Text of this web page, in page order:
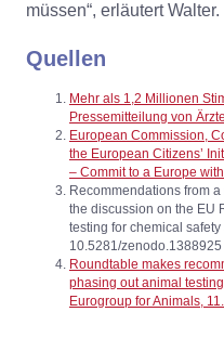
müssen“, erläutert Walter.
Quellen
Mehr als 1,2 Millionen
Pressemitteilung von
European Commission,
the European Citizens’
– Commit to a Europe
Recommendations from
the discussion on the EU
testing for chemical
10.5281/zenodo.1388925
Roundtable makes
phasing out animal
Eurogroup for Animals,